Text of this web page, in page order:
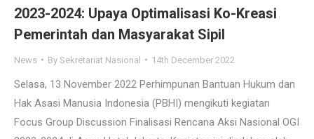
2023-2024: Upaya Optimalisasi Ko-Kreasi
Pemerintah dan Masyarakat Sipil
News By Sekretariat Nasional 14th December 2022
Selasa, 13 November 2022 Perhimpunan Bantuan Hukum dan
Hak Asasi Manusia Indonesia (PBHI) mengikuti kegiatan
Focus Group Discussion Finalisasi Rencana Aksi Nasional OGI